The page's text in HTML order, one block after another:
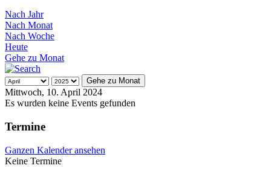
Nach Jahr
Nach Monat
Nach Woche
Heute
Gehe zu Monat
Gehe zu Monat
Mittwoch, 10. April 2024
Es wurden keine Events gefunden
Termine
Ganzen Kalender ansehen
Keine Termine